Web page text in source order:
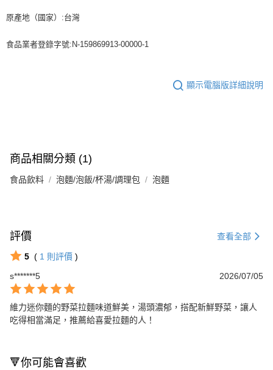
原產地（國家）:台灣
食品業者登錄字號:N-159869913-00000-1
顯示電腦版詳細說明
商品相關分類 (1)
食品飲料 泡麵/泡飯/杯湯/調理包 泡麵
評價 查看全部
5 ( 1 則評價 )
s*******5
2026/07/05
維力迷你麵的野菜拉麵味道鮮美，湯頭濃郁，搭配新鮮野菜，讓人
吃得相當滿足，推薦給喜愛拉麵的人！
🔻你可能會喜歡